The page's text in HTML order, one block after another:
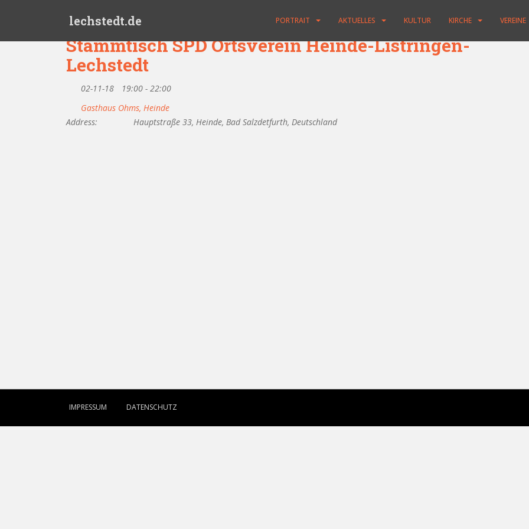
lechstedt.de PORTRAIT AKTUELLES KULTUR KIRCHE VEREINE
Stammtisch SPD Ortsverein Heinde-Listringen-
Lechstedt
02-11-18
19:00 - 22:00
Gasthaus Ohms, Heinde
Address:
Hauptstraße 33, Heinde, Bad Salzdetfurth, Deutschland
IMPRESSUM DATENSCHUTZ